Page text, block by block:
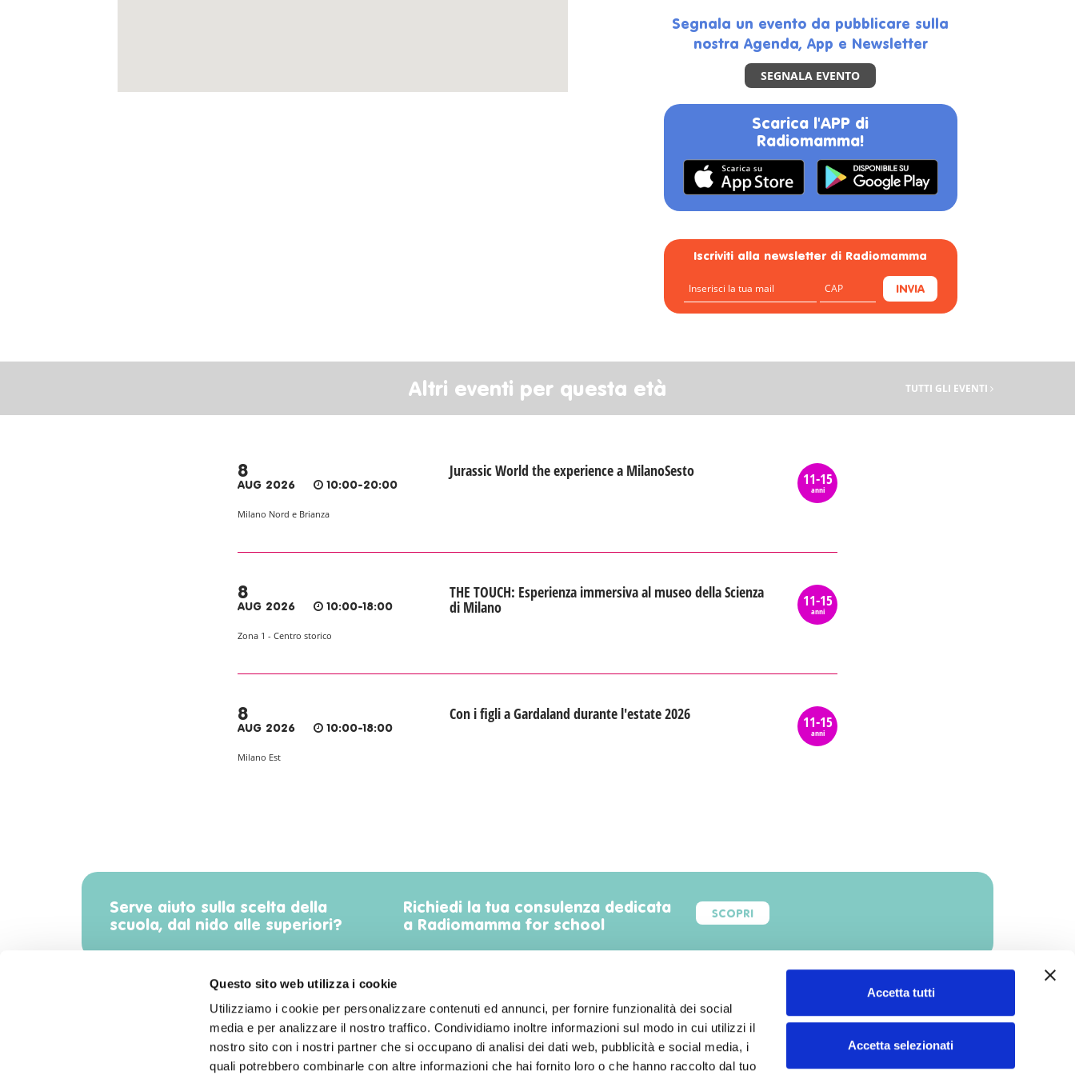
Questo sito web utilizza i cookie
Utilizziamo i cookie per personalizzare contenuti ed annunci, per fornire funzionalità dei social
media e per analizzare il nostro traffico. Condividiamo inoltre informazioni sul modo in cui utilizzi il
nostro sito con i nostri partner che si occupano di analisi dei dati web, pubblicità e social media, i
quali potrebbero combinarle con altre informazioni che hai fornito loro o che hanno raccolto dal tuo
Accetta tutti
Accetta selezionati
Segnala un evento da pubblicare sulla
nostra Agenda, App e Newsletter
SEGNALA EVENTO
Scarica l'APP di
Radiomamma!
Iscriviti alla newsletter di Radiomamma
INVIA
Altri eventi per questa età TUTTI GLI EVENTI
8
AUG 2026 10:00-20:00
Milano Nord e Brianza
Jurassic World the experience a MilanoSesto 11-15
anni
8
AUG 2026 10:00-18:00
Zona 1 - Centro storico
THE TOUCH: Esperienza immersiva al museo della Scienza
di Milano 11-15
anni
8
AUG 2026 10:00-18:00
Milano Est
Con i figli a Gardaland durante l'estate 2026 11-15
anni
Serve aiuto sulla scelta della
scuola, dal nido alle superiori?
Richiedi la tua consulenza dedicata
a Radiomamma for school
SCOPRI
Scarica l'app di Radiomamma!
Trova luoghi, servizi, sconti, eventi
familyfriendly a Milano!